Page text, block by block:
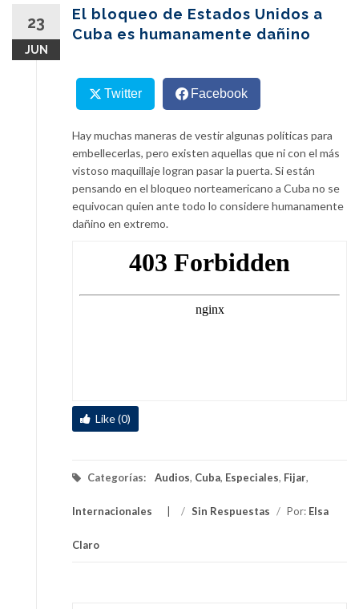
23
JUN
El bloqueo de Estados Unidos a
Cuba es humanamente dañino
Twitter Facebook
Hay muchas maneras de vestir algunas políticas para
embellecerlas, pero existen aquellas que ni con el más
vistoso maquillaje logran pasar la puerta. Si están
pensando en el bloqueo norteamericano a Cuba no se
equivocan quien ante todo lo considere humanamente
dañino en extremo.
Like (0)
Categorías: Audios, Cuba, Especiales, Fijar,
Internacionales / Sin Respuestas / Por: Elsa
Claro